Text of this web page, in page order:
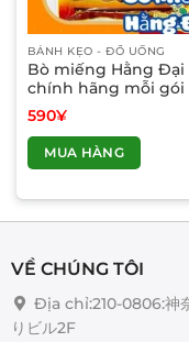
BÁNH KẸO - ĐỒ UỐNG
Bò miếng Hằng Đại
chính hãng mỗi gói
miếng
590¥
MUA HÀNG
VỀ CHÚNG TÔI
Địa chỉ:210-0806:神
りビル2F